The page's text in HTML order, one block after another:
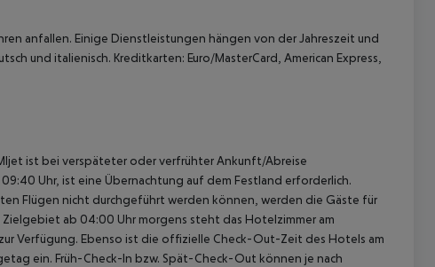
anfallen. Einige Dienstleistungen hängen von der Jahreszeit und
und italienisch. Kreditkarten: Euro/MasterCard, American Express,
ist bei verspäteter oder verfrühter Ankunft/Abreise
Uhr, ist eine Übernachtung auf dem Festland erforderlich.
Flügen nicht durchgeführt werden können, werden die Gäste für
ab 04:00 Uhr morgens steht das Hotelzimmer am
Verfügung. Ebenso ist die offizielle Check-Out-Zeit des Hotels am
ein. Früh-Check-In bzw. Spät-Check-Out können je nach